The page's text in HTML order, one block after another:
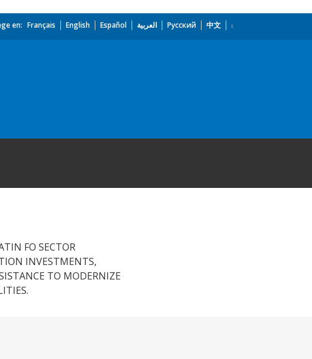
en: Français English Español العربية Русский 中文
FO SECTOR
INVESTMENTS,
TO MODERNIZE